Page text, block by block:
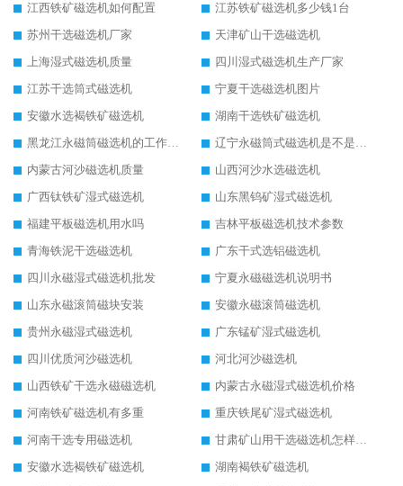
江西铁矿磁选机如何配置
江苏铁矿磁选机多少钱1台
苏州干选磁选机厂家
天津矿山干选磁选机
上海湿式磁选机质量
四川湿式磁选机生产厂家
江苏干选筒式磁选机
宁夏干选磁选机图片
安徽水选褐铁矿磁选机
湖南干选铁矿磁选机
黑龙江永磁筒磁选机的工作原理
辽宁永磁筒式磁选机是不是强磁
内蒙古河沙磁选机质量
山西河沙水选磁选机
广西钛铁矿湿式磁选机
山东黑钨矿湿式磁选机
福建平板磁选机用水吗
吉林平板磁选机技术参数
青海铁泥干选磁选机
广东干式选铝磁选机
四川永磁湿式磁选机批发
宁夏永磁磁选机说明书
山东永磁滚筒磁块安装
安徽永磁滚筒磁选机
贵州永磁湿式磁选机
广东锰矿湿式磁选机
四川优质河沙磁选机
河北河沙磁选机
山西铁矿干选永磁磁选机
内蒙古永磁湿式磁选机价格
河南铁矿磁选机有多重
重庆铁尾矿湿式磁选机
河南干选专用磁选机
甘肃矿山用干选磁选机怎样调磁
安徽水选褐铁矿磁选机
湖南褐铁矿磁选机